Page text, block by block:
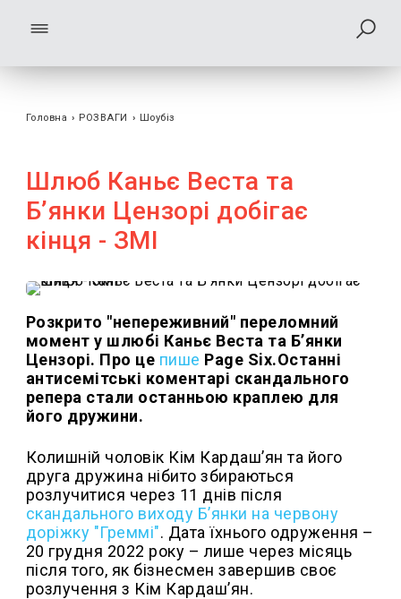
Головна › РОЗВАГИ › Шоубiз
Шлюб Каньє Веста та
Бʼянки Цензорі добігає
кінця - ЗМІ
Розкрито "непереживний" переломний
момент у шлюбі Каньє Веста та Б’янки
Цензорі. Про це пише Page Six.Останні
антисемітські коментарі скандального
репера стали останньою краплею для
його дружини.
Колишній чоловік Кім Кардашʼян та його
друга дружина нібито збираються
розлучитися через 11 днів після
скандального виходу Бʼянки на червону
доріжку "Греммі". Дата їхнього одруження –
20 грудня 2022 року – лише через місяць
після того, як бізнесмен завершив своє
розлучення з Кім Кардашʼян.